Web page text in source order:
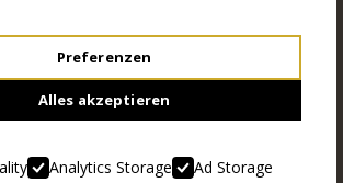
vom BRUGGGORE Horror
wird vom 26. bis 29. April 2023
stattfinden.
Preferenzen
Alles akzeptieren
Analytics Storage
Ad Storage